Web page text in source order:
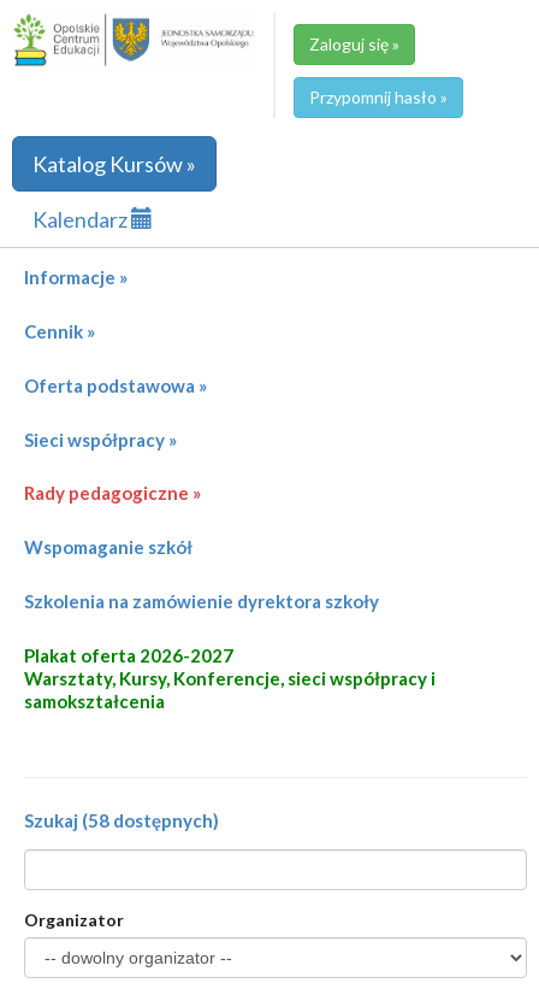
Zaloguj się »
Przypomnij hasło »
Katalog Kursów »
Kalendarz
Informacje »
Cennik »
Oferta podstawowa »
Sieci współpracy »
Rady pedagogiczne »
Wspomaganie szkół
Szkolenia na zamówienie dyrektora szkoły
Plakat oferta 2026-2027
Warsztaty, Kursy, Konferencje, sieci współpracy i
samokształcenia
Szukaj (58 dostępnych)
Organizator